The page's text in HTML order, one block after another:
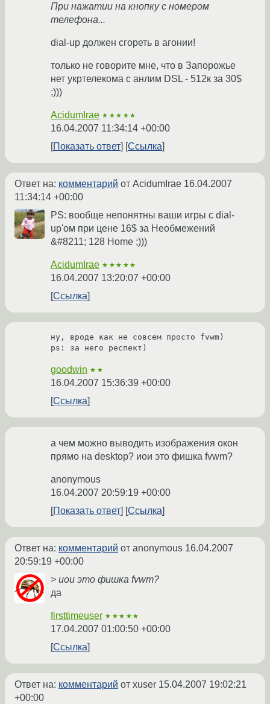
При нажатии на кнопку с номером
телефона...
dial-up должен сгореть в агонии!
только не говорите мне, что в Запорожье
нет укртелекома с анлим DSL - 512к за 30$
;)))
AcidumIrae ★★★★★
16.04.2007 11:34:14 +00:00
Показать ответ
Ссылка
Ответ на: комментарий от AcidumIrae 16.04.2007
11:34:14 +00:00
PS: вообще непонятны ваши игры с dial-
up'ом при цене 16$ за Необмежений
&#8211; 128 Home ;)))
AcidumIrae ★★★★★
16.04.2007 13:20:07 +00:00
Ссылка
ну, вроде как не совсем просто fvwm)
ps: за него респект)
goodwin ★★
16.04.2007 15:36:39 +00:00
Ссылка
а чем можно выводить изображения окон
прямо на desktop? иои это фишка fvwm?
anonymous
16.04.2007 20:59:19 +00:00
Показать ответ
Ссылка
Ответ на: комментарий от anonymous 16.04.2007
20:59:19 +00:00
> иои это фишка fvwm?
да
firsttimeuser ★★★★★
17.04.2007 01:00:50 +00:00
Ссылка
Ответ на: комментарий от xuser 15.04.2007 19:02:21
+00:00